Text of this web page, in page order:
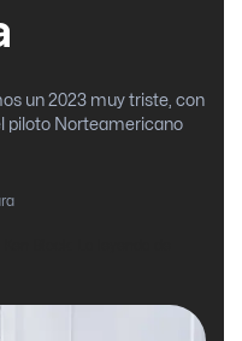
un 2023 muy triste, con
piloto Norteamericano